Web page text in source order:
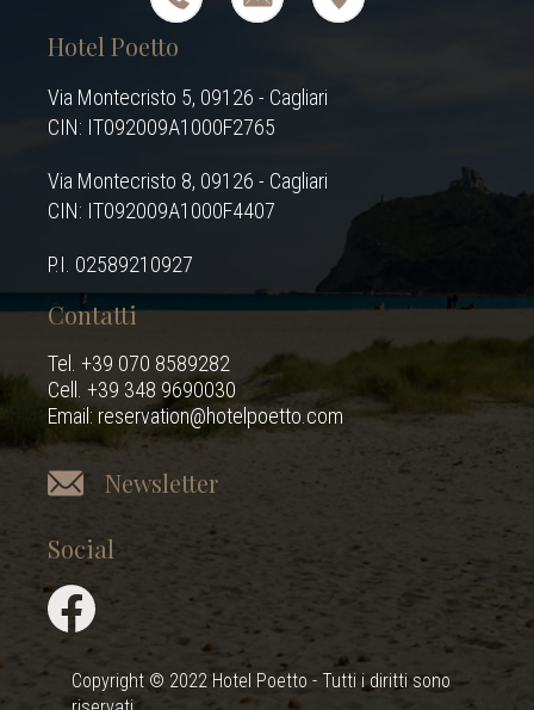
Hotel Poetto
Via Montecristo 5, 09126 - Cagliari
CIN: IT092009A1000F2765
Via Montecristo 8, 09126 - Cagliari
CIN: IT092009A1000F4407
P.I. 02589210927
Contatti
Tel. +39 070 8589282
Cell. +39 348 9690030
Email: reservation@hotelpoetto.com
Newsletter
Social
Copyright © 2022 Hotel Poetto - Tutti i diritti sono